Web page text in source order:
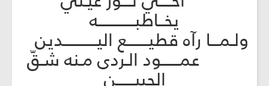
يخــاطبــــــــــــه
ولـمـــا رآه قطيـــــــع اليـــــــــــدين
عمــــــود الـردى مـنه شـقّ
الجبيــــــن